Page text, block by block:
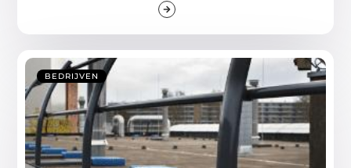
BEDRIJVEN